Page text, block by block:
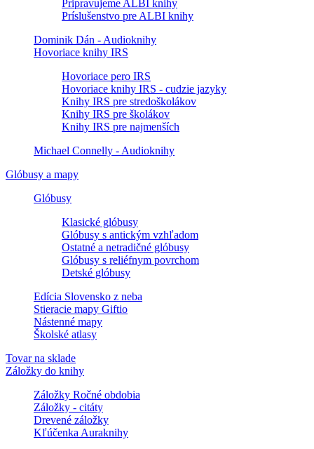
Pripravujeme ALBI knihy
Príslušenstvo pre ALBI knihy
Dominik Dán - Audioknihy
Hovoriace knihy IRS
Hovoriace pero IRS
Hovoriace knihy IRS - cudzie jazyky
Knihy IRS pre stredoškolákov
Knihy IRS pre školákov
Knihy IRS pre najmenších
Michael Connelly - Audioknihy
Glóbusy a mapy
Glóbusy
Klasické glóbusy
Glóbusy s antickým vzhľadom
Ostatné a netradičné glóbusy
Glóbusy s reliéfnym povrchom
Detské glóbusy
Edícia Slovensko z neba
Stieracie mapy Giftio
Nástenné mapy
Školské atlasy
Tovar na sklade
Záložky do knihy
Záložky Ročné obdobia
Záložky - citáty
Drevené záložky
Kľúčenka Auraknihy